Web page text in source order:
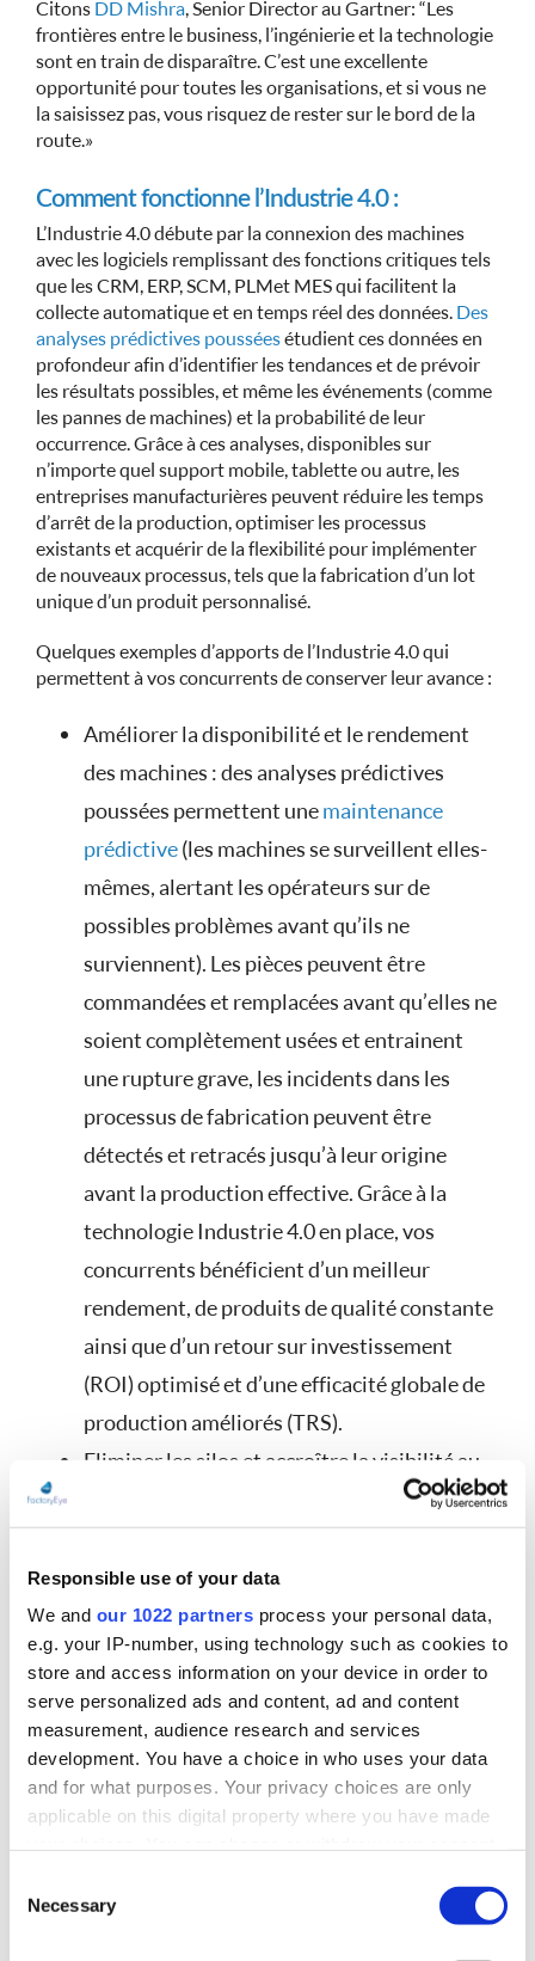
Responsible use of your data
We and our 1022 partners process your personal data,
e.g. your IP-number, using technology such as cookies to
store and access information on your device in order to
serve personalized ads and content, ad and content
measurement, audience research and services
development. You have a choice in who uses your data
and for what purposes. Your privacy choices are only
applicable on this digital property where you have made
the Privacy trigger icon.
Selection
Necessary
Citons DD Mishra, Senior Director au Gartner: “Les
frontières entre le business, l’ingénierie et la technologie
sont en train de disparaître. C’est une excellente
opportunité pour toutes les organisations, et si vous ne
la saisissez pas, vous risquez de rester sur le bord de la
route. »
Comment fonctionne l’Industrie 4.0 :
L’Industrie 4.0 débute par la connexion des machines
avec les logiciels remplissant des fonctions critiques tels
que les CRM, ERP, SCM, PLM et MES qui facilitent la
collecte automatique et en temps réel des données. Des
analyses prédictives pousséesétudient ces données en
profondeur afin d’identifier les tendances et de prévoir
les résultats possibles, et même les événements (comme
les pannes de machines) et la probabilité de leur
occurrence. Grâce à ces analyses, disponibles sur
n’importe quel support mobile, tablette ou autre, les
entreprises manufacturières peuvent réduire les temps
d’arrêt de la production, optimiser les processus
existants et acquérir de la flexibilité pour implémenter
de nouveaux processus, tels que la fabrication d’un lot
unique d’un produit personnalisé.
Quelques exemples d’apports de l’Industrie 4.0 qui
permettent à vos concurrents de conserver leur avance :
Améliorer la disponibilité et le rendement
des machines : des analyses prédictives
poussées permettent unemaintenance
prédictive(les machines se surveillent elles-
mêmes, alertant les opérateurs sur de
possibles problèmes avant qu’ils ne
surviennent). Les pièces peuvent être
commandées et remplacées avant qu’elles ne
soient complètement usées et entrainent
une rupture grave, les incidents dans les
processus de fabrication peuvent être
détectés et retracés jusqu’à leur origine
avant la production effective. Grâce à la
technologie Industrie 4.0 en place, vos
concurrents bénéficient d’un meilleur
rendement, de produits de qualité constante
ainsi que d’un retour sur investissement
(ROI) optimisé et d’une efficacité globale de
production améliorés (TRS).
Eliminer les silos et accroître la visibilité au
niveau de la production : si vous n’avez pas
introduit l’Industrie 4.0 dans votre usine, il
est probable que les données de vos
systèmes critiques soient stockées dans des
référentiels hors ligne, difficiles d’accès. Ces
données sont hors de portée des décideurs
qui en ont le plus besoin, ce qui réduit leur
capacité à contrôler les processus, à prévenir
les problèmes ou à informer lorsque des
concurrents, possédant des données temps
réel et des analyses détaillées, disposent